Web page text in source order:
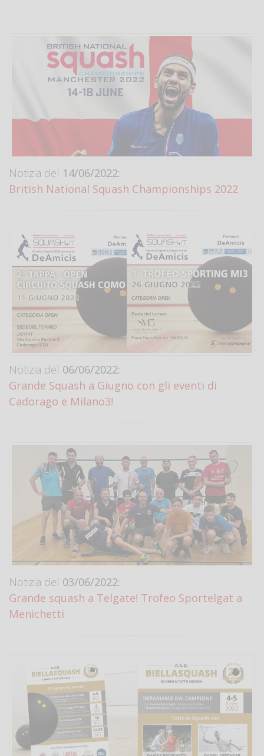
Notizia del 14/06/2022:
British National Squash Championships 2022
Notizia del 06/06/2022:
Grande Squash a Giugno con gli eventi di
Cadorago e Milano3!
Notizia del 03/06/2022:
Grande squash a Telgate! Trofeo Sportelgat a
Menichetti